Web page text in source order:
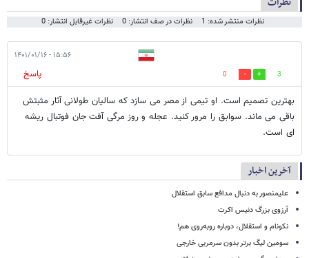
نظرات منتشر شده: 1 نظرات در صف انتشار: 0 نظرات غیرقابل انتشار: 0
۱۵:۵۶ - ۱۴۰۱/۰۱/۱۶
3
0
پاسخ
بهترين تصميم است. او تيمى از مصر مى سازد كه ساليان طولانى آثار مثبتش
باقى مى ماند. سوابق را مرور كنيد. عجله و روز مرگى آفت جان فوتبال ريشه
اى است.
آخرین اخبار
علیمنصور به دنبال مدافع سابق استقلال
آرزوی بزرگ دنیس اکرت
نکونام و استقلال، دوباره روبه‌روی هم!
سومین لیگ برتر بدون سرمربی خارجی